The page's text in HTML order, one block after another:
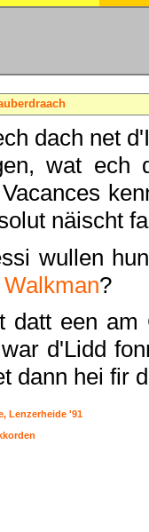
dach net
wat ech
näischt
wullen
Walkman?
datt een am
d'Lidd
dann hei fir
Lenzerheide '91